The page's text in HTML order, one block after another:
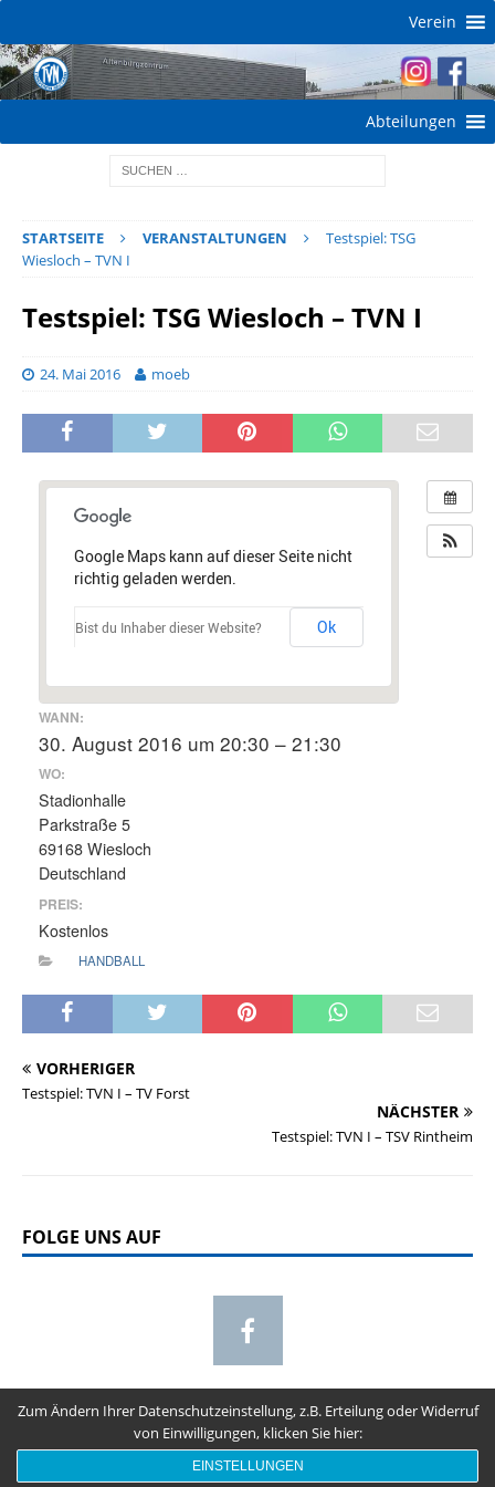
Verein
Abteilungen
STARTSEITE VERANSTALTUNGEN
Testspiel: TSG
Wiesloch – TVN I
Testspiel: TSG Wiesloch – TVN I
24. Mai 2016 moeb
Google Maps kann auf dieser Seite nicht
richtig geladen werden.
Bist du Inhaber dieser Website? Ok
WANN:
30. August 2016 um 20:30 – 21:30
WO:
Stadionhalle
Parkstraße 5
69168 Wiesloch
Deutschland
PREIS:
Kostenlos
HANDBALL
VORHERIGER
Testspiel: TVN I – TV Forst
NÄCHSTER
Testspiel: TVN I – TSV Rintheim
FOLGE UNS AUF
Copyright 2017 by TV Neuthard & MAS EDV-Beratung using MH
Themes
Zum Ändern Ihrer Datenschutzeinstellung, z.B. Erteilung oder Widerruf
von Einwilligungen, klicken Sie hier:
EINSTELLUNGEN